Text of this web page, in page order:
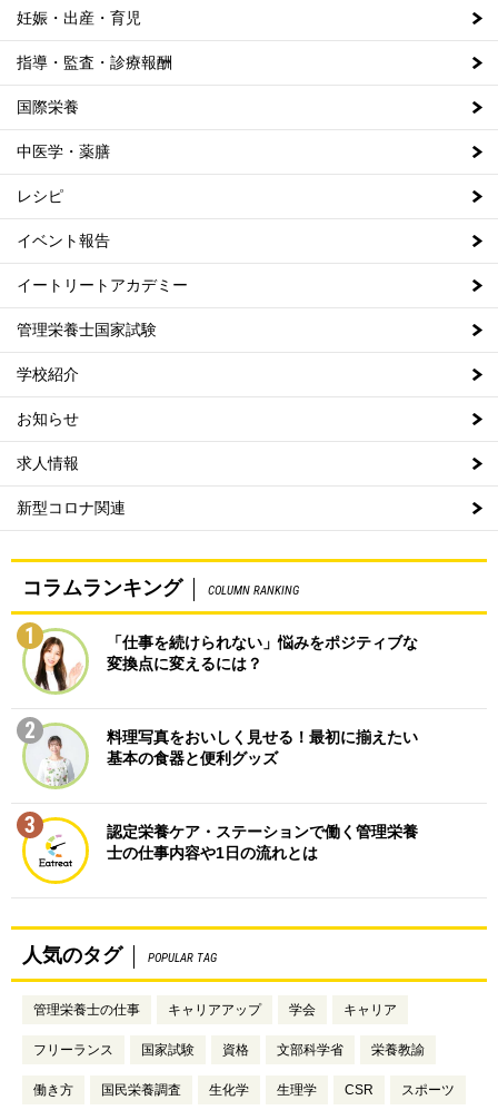
妊娠・出産・育児
指導・監査・診療報酬
国際栄養
中医学・薬膳
レシピ
イベント報告
イートリートアカデミー
管理栄養士国家試験
学校紹介
お知らせ
求人情報
新型コロナ関連
コラムランキング COLUMN RANKING
1
「仕事を続けられない」悩みをポジティブな
変換点に変えるには？
2
料理写真をおいしく見せる！最初に揃えたい
基本の食器と便利グッズ
3
認定栄養ケア・ステーションで働く管理栄養
士の仕事内容や1日の流れとは
人気のタグ POPULAR TAG
管理栄養士の仕事 キャリアアップ 学会 キャリア
フリーランス 国家試験 資格 文部科学省 栄養教諭
働き方 国民栄養調査 生化学 生理学 CSR スポーツ